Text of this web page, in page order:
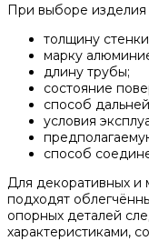
При выборе изделия
толщину
марку
длину трубы;
состояние
способ
условия
способ
Для декоративных и
подходят
опорных деталей
характеристиками,